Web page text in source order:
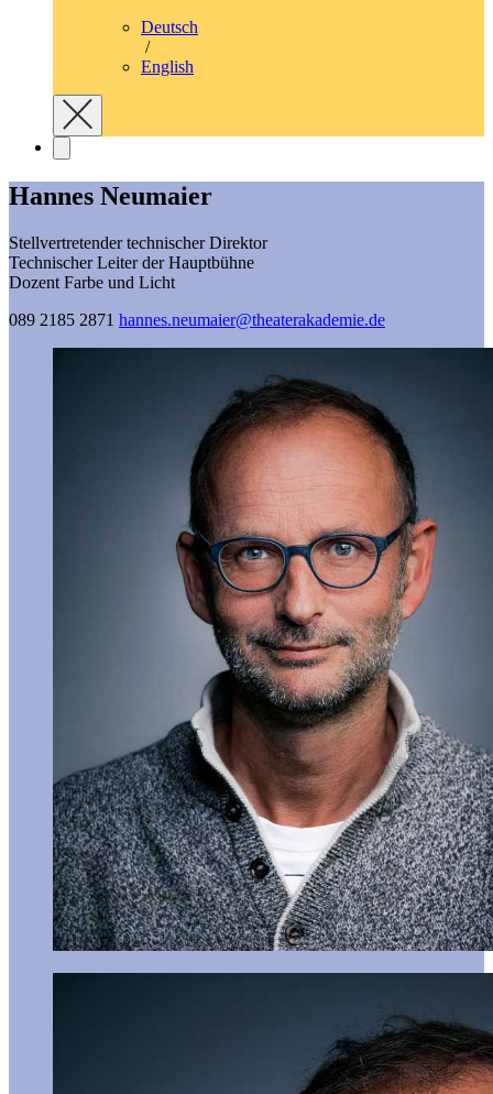
Deutsch
/
English
Hannes Neumaier
Stellvertretender technischer Direktor
Technischer Leiter der Hauptbühne
Dozent Farbe und Licht
089 2185 2871 hannes.neumaier@­theaterakademie.de